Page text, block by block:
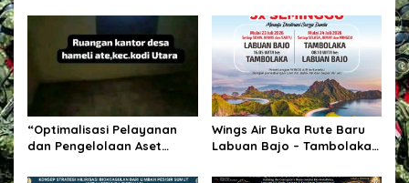
i
d
i
e
Nasional hingga
Internasional
Penyair yang Jaga Nurani
Bangsa
“Optimalisasi Pelayanan
dan Pengelolaan Aset
Wings Air Buka Rute Baru
Labuan Bajo – Tambolaka 3
Pariwisata NTT LABUAN